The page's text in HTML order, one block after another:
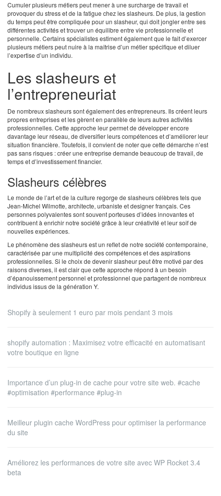
Cumuler plusieurs métiers peut mener à une surcharge de travail et
provoquer du stress et de la fatigue chez les slasheurs. De plus, la gestion
du temps peut être compliquée pour un slasheur, qui doit jongler entre ses
différentes activités et trouver un équilibre entre vie professionnelle et
personnelle. Certains spécialistes estiment également que le fait d’exercer
plusieurs métiers peut nuire à la maîtrise d’un métier spécifique et diluer
l’expertise d’un individu.
Les slasheurs et
l’entrepreneuriat
De nombreux slasheurs sont également des entrepreneurs. Ils créent leurs
propres entreprises et les gèrent en parallèle de leurs autres activités
professionnelles. Cette approche leur permet de développer encore
davantage leur réseau, de diversifier leurs compétences et d’améliorer leur
situation financière. Toutefois, il convient de noter que cette démarche n’est
pas sans risques : créer une entreprise demande beaucoup de travail, de
temps et d’investissement financier.
Slasheurs célèbres
Le monde de l’art et de la culture regorge de slasheurs célèbres tels que
Jean-Michel Wilmotte, architecte, urbaniste et designer français. Ces
personnes polyvalentes sont souvent porteuses d’idées innovantes et
contribuent à enrichir notre société grâce à leur créativité et leur soif de
nouvelles expériences.
Le phénomène des slasheurs est un reflet de notre société contemporaine,
caractérisée par une multiplicité des compétences et des aspirations
professionnelles. Si le choix de devenir slasheur peut être motivé par des
raisons diverses, il est clair que cette approche répond à un besoin
d’épanouissement personnel et professionnel que partagent de nombreux
individus issus de la génération Y.
Shopify à seulement 1 euro par mois pendant 3 mois
shopify automation : Maximisez votre efficacité en automatisant
votre boutique en ligne
Importance d’un plug-in de cache pour votre site web. #cache
#optimisation #performance #plug-in
Meilleur plugin cache WordPress pour optimiser la performance
du site
Améliorez les performances de votre site avec WP Rocket 3.4
beta